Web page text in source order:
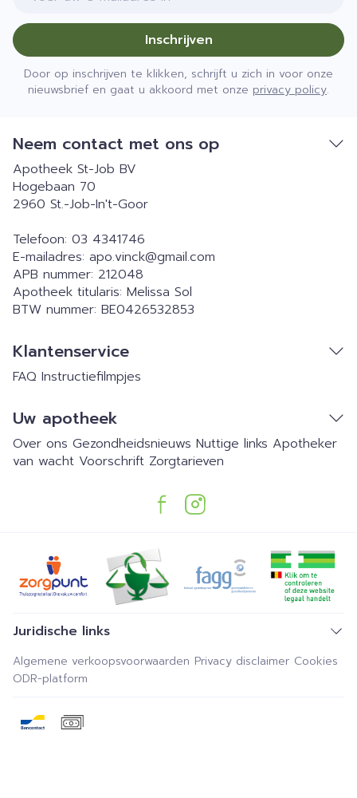
Inschrijven
Door op inschrijven te klikken, schrijft u zich in voor onze
nieuwsbrief en gaat u akkoord met onze privacy policy.
Neem contact met ons op
Apotheek St-Job BV
Hogebaan 70
2960 St.-Job-In't-Goor
Telefoon: 03 4341746
E-mailadres: apo.vinck@gmail.com
APB nummer: 212048
Apotheek titularis: Melissa Sol
BTW nummer: BE0426532853
Klantenservice
FAQ Instructiefilmpjes
Uw apotheek
Over ons Gezondheidsnieuws Nuttige links Apotheker
van wacht Voorschrift Zorgtarieven
Juridische links
Algemene verkoopsvoorwaarden Privacy disclaimer Cookies
ODR-platform